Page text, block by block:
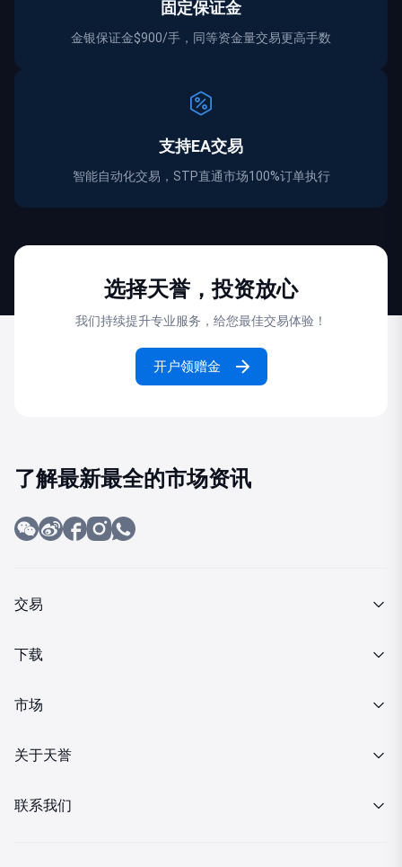
固定保证金
金银保证金$900/手，同等资金量交易更高手数
支持EA交易
智能自动化交易，STP直通市场100%订单执行
选择天誉，投资放心
我们持续提升专业服务，给您最佳交易体验！
开户领赠金
了解最新最全的市场资讯
交易
产品介绍
下载
MT4下载
市场
行情报价
关于天誉
关于我们
联系我们